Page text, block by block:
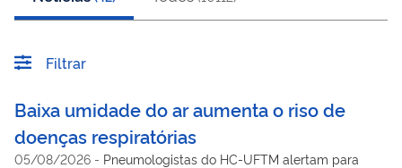
Filtrar
Baixa umidade do ar aumenta o riso de
doenças respiratórias
05/08/2026 - Pneumologistas do HC-UFTM alertam para